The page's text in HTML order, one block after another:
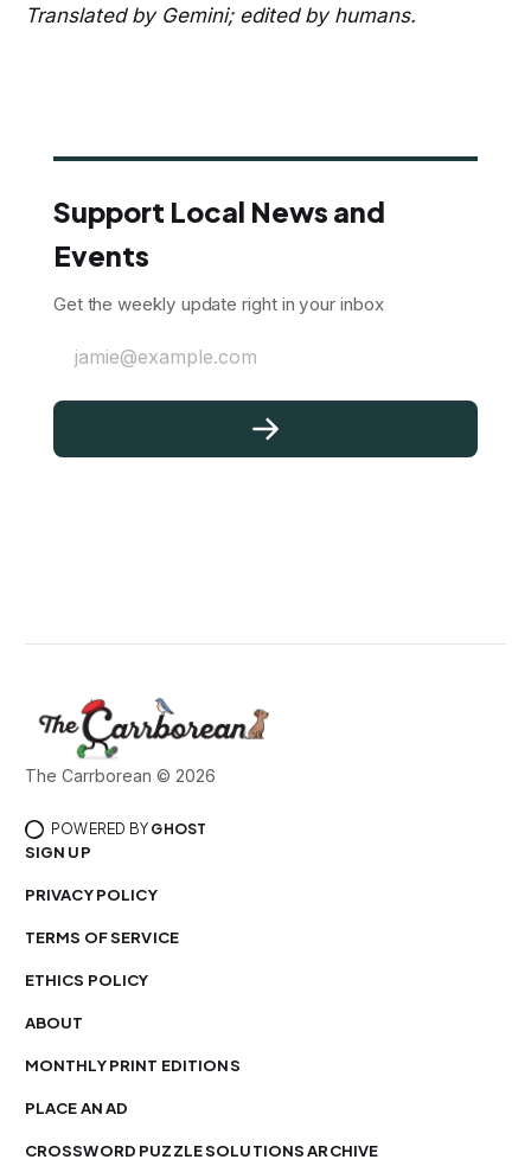
Translated by Gemini; edited by humans.
Support Local News and
Events
Get the weekly update right in your inbox
jamie@example.com
The Carrborean © 2026
POWERED BY GHOST
SIGN UP
PRIVACY POLICY
TERMS OF SERVICE
ETHICS POLICY
ABOUT
MONTHLY PRINT EDITIONS
PLACE AN AD
CROSSWORD PUZZLE SOLUTIONS ARCHIVE